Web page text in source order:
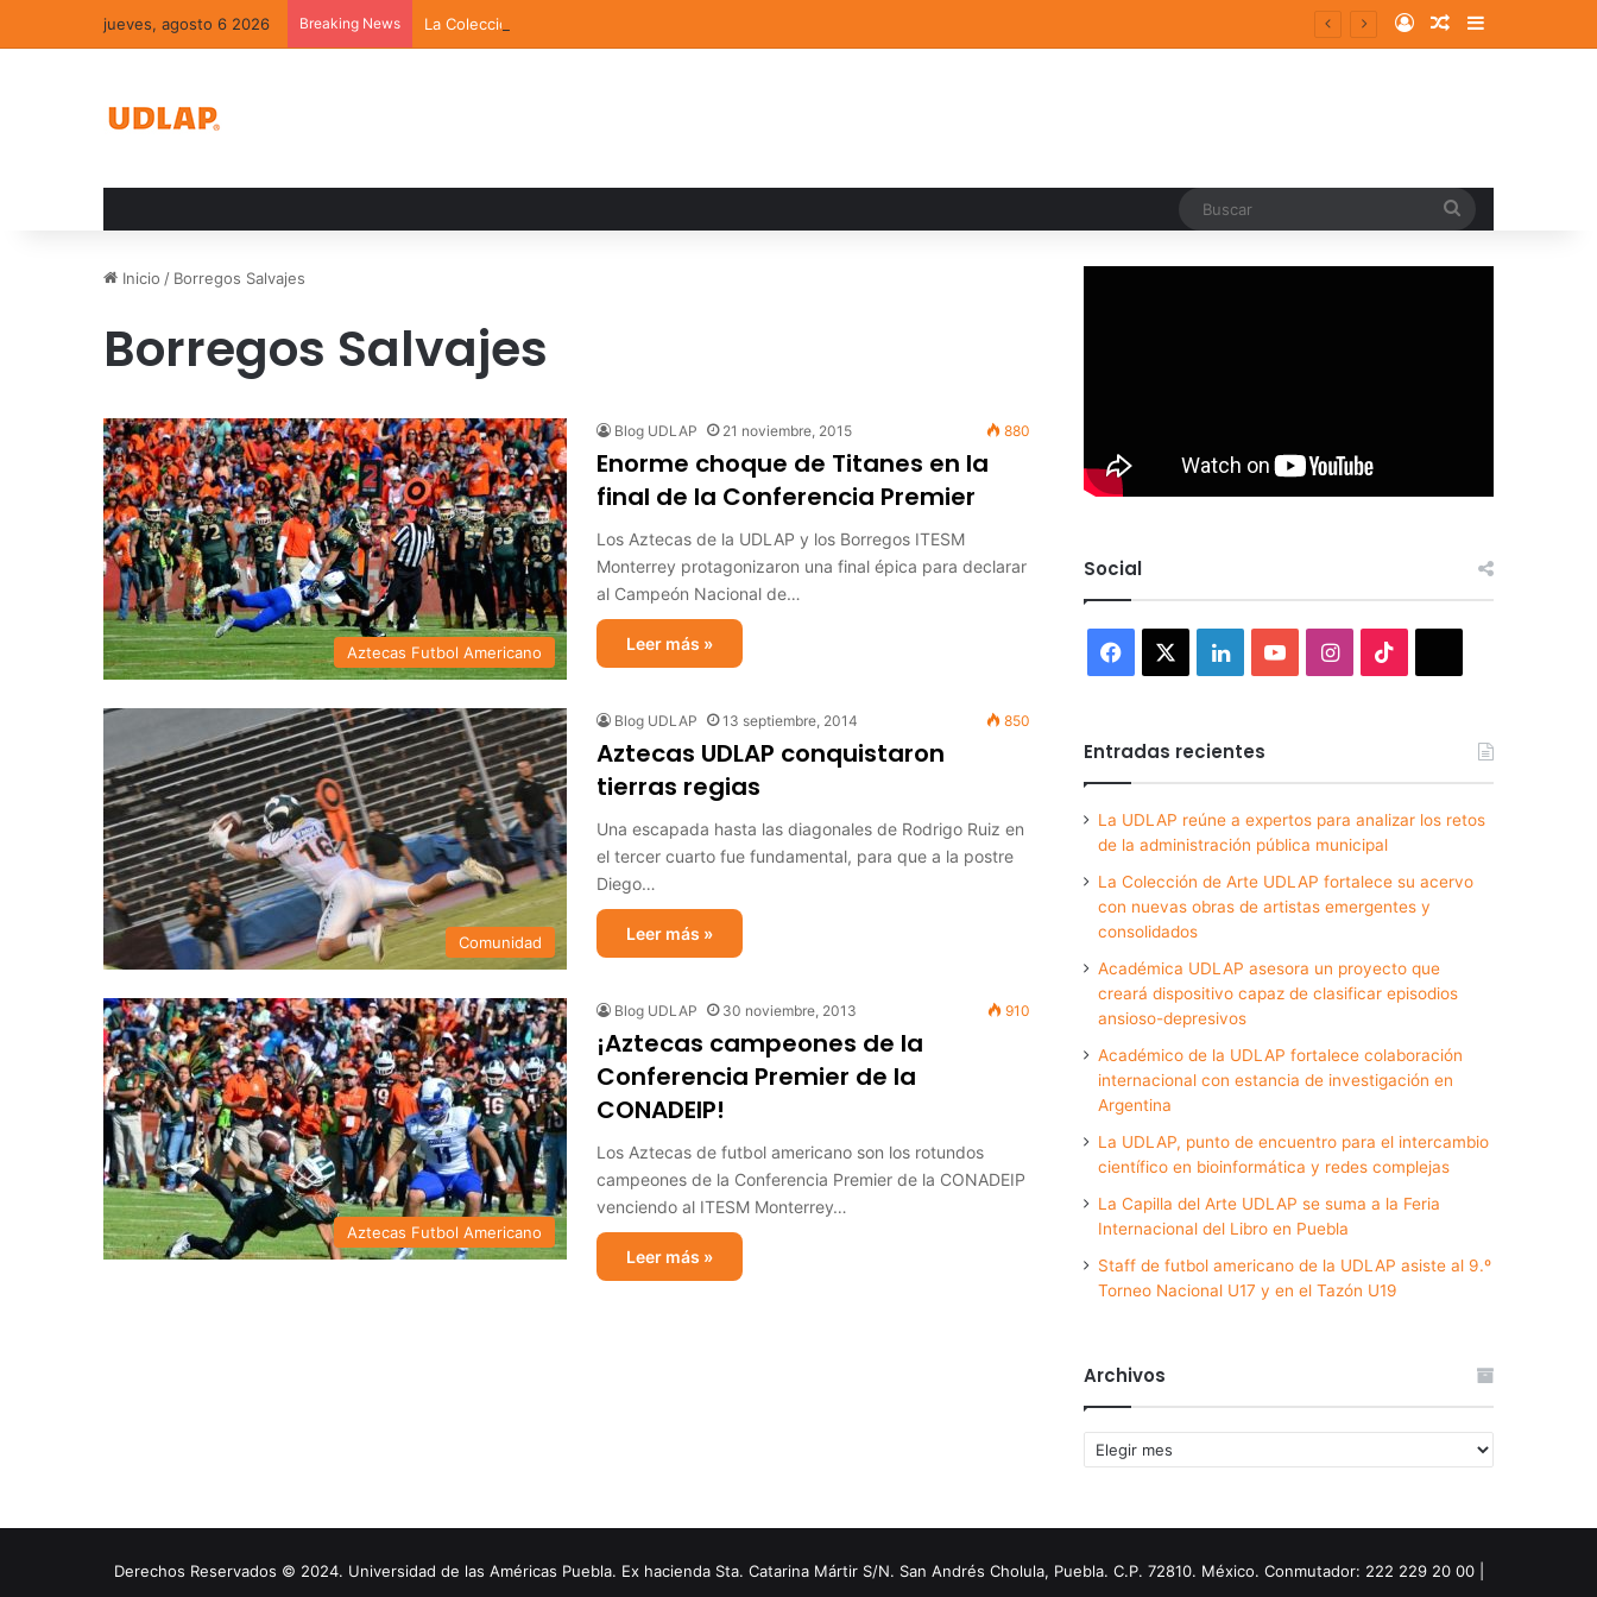
jueves, agosto 6 2026 Breaking News La Colección de Arte UDLAP fortalece su acervo con nuevas obras de artistas emergentes y consolidados Log InRandom Article
Sidebar
Inicio / Borregos Salvajes
Borregos Salvajes
Aztecas Futbol Americano
Blog UDLAP 21 noviembre, 2015 880
Enorme choque de Titanes en la
final de la Conferencia Premier
Los Aztecas de la UDLAP y los Borregos ITESM
Monterrey protagonizaron una final épica para declarar
al Campeón Nacional de…
Leer más »
Comunidad
Blog UDLAP 13 septiembre, 2014 850
Aztecas UDLAP conquistaron
tierras regias
Una escapada hasta las diagonales de Rodrigo Ruiz en
el tercer cuarto fue fundamental, para que a la postre
Diego…
Leer más »
Aztecas Futbol Americano
Blog UDLAP 30 noviembre, 2013 910
¡Aztecas campeones de la
Conferencia Premier de la
CONADEIP!
Los Aztecas de futbol americano son los rotundos
campeones de la Conferencia Premier de la CONADEIP
venciendo al ITESM Monterrey…
Leer más »
Social
Facebook LinkedInYouTubeInstagram
Entradas recientes
La UDLAP reúne a expertos para analizar los retos
de la administración pública municipal
La Colección de Arte UDLAP fortalece su acervo
con nuevas obras de artistas emergentes y
consolidados
Académica UDLAP asesora un proyecto que
creará dispositivo capaz de clasificar episodios
ansioso-depresivos
Académico de la UDLAP fortalece colaboración
internacional con estancia de investigación en
Argentina
La UDLAP, punto de encuentro para el intercambio
científico en bioinformática y redes complejas
La Capilla del Arte UDLAP se suma a la Feria
Internacional del Libro en Puebla
Staff de futbol americano de la UDLAP asiste al 9.º
Torneo Nacional U17 y en el Tazón U19
Archivos
Archivos
Derechos Reservados © 2024. Universidad de las Américas Puebla. Ex hacienda Sta. Catarina Mártir S/N. San Andrés Cholula, Puebla. C.P. 72810. México. Conmutador: 222 229 20 00 |